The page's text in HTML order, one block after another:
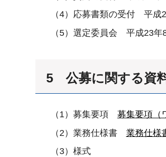
（4）応募書類の受付 平成
（5）選定委員会 平成23年
5 公募に関する資
（1）募集要項 募集要項（
（2）業務仕様書 業務仕様
（3）様式